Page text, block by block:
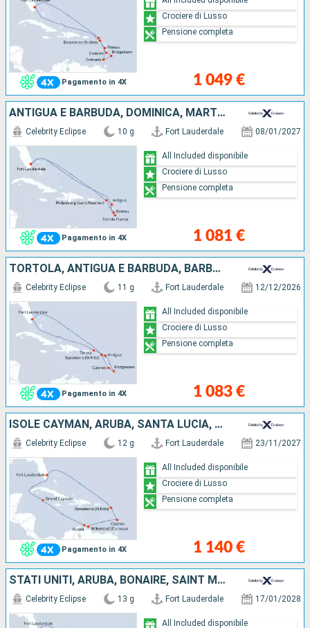
Pagamento in 4X 1 049 €
Crociere di Lusso
Pensione completa
ANTIGUA E BARBUDA, DOMINICA, MARTINICA, SAINT MARTIN, STATI UNITI
Pagamento in 4X
Celebrity Eclipse 10 g Fort Lauderdale 08/01/2027
1 081 €
All Included disponibile
Crociere di Lusso
Pensione completa
TORTOLA, ANTIGUA E BARBUDA, BARBADOS, SANTA LUCIA, STATI UNITI
Pagamento in 4X
Celebrity Eclipse 11 g Fort Lauderdale 12/12/2026
1 083 €
All Included disponibile
Crociere di Lusso
Pensione completa
ISOLE CAYMAN, ARUBA, SANTA LUCIA, STATI UNITI
Pagamento in 4X
Celebrity Eclipse 12 g Fort Lauderdale 23/11/2027
1 140 €
All Included disponibile
Crociere di Lusso
Pensione completa
STATI UNITI, ARUBA, BONAIRE, SAINT MARTIN, SANTA LUCIA, ANTIGUA E BARBUDA
Celebrity Eclipse 13 g Fort Lauderdale 17/01/2028
All Included disponibile